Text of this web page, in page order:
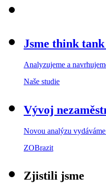
Jsme think
Analyzujeme a
Naše studie
Vývoj
Novou analýzu
ZOBrazit
Zjistili jsme